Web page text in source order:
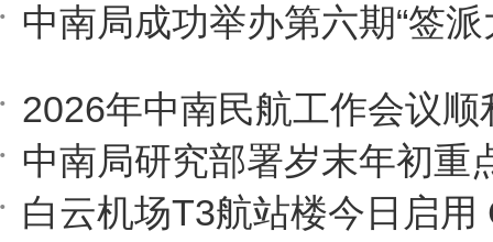
中南局成功举办第六期“签派
2026年中南民航工作会议顺
中南局研究部署岁末年初重
白云机场T3航站楼今日启用